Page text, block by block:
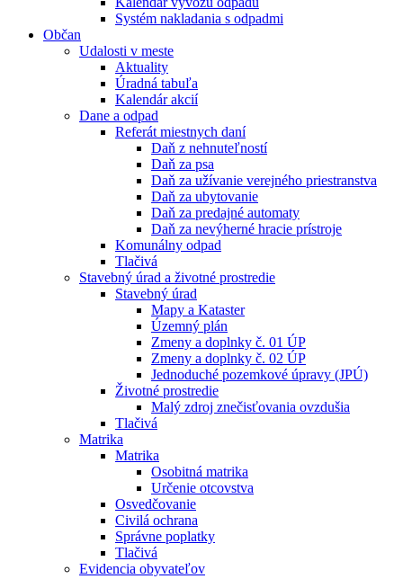
Systém nakladania s odpadmi
Občan
Udalosti v meste
Aktuality
Úradná tabuľa
Kalendár akcií
Dane a odpad
Referát miestnych daní
Daň z nehnuteľností
Daň za psa
Daň za užívanie verejného priestranstva
Daň za ubytovanie
Daň za predajné automaty
Daň za nevýherné hracie prístroje
Komunálny odpad
Tlačivá
Stavebný úrad a životné prostredie
Stavebný úrad
Mapy a Kataster
Územný plán
Zmeny a doplnky č. 01 ÚP
Zmeny a doplnky č. 02 ÚP
Jednoduché pozemkové úpravy (JPÚ)
Životné prostredie
Malý zdroj znečisťovania ovzdušia
Tlačivá
Matrika
Matrika
Osobitná matrika
Určenie otcovstva
Osvedčovanie
Civilá ochrana
Správne poplatky
Tlačivá
Evidencia obyvateľov